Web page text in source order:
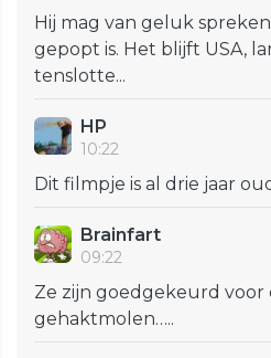
Hij mag van geluk
gepopt is. Het blijft USA,
tenslotte...
HP
10:22
Dit filmpje is al drie jaar
Brainfart
09:22
Ze zijn goedgekeurd voor
gehaktmolen…..